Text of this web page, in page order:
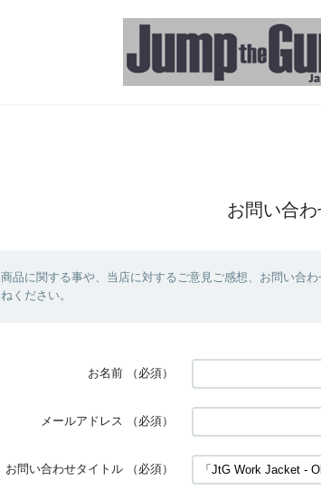
お問い合わ
商品に関する事や、当店に対するご意見ご感想、お問い合
ねください。
お名前 （必須）
メールアドレス （必須）
お問い合わせタイトル （必須）